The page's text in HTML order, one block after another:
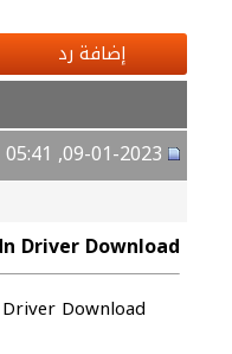
إضافة رد
Driver Download
Driver Download